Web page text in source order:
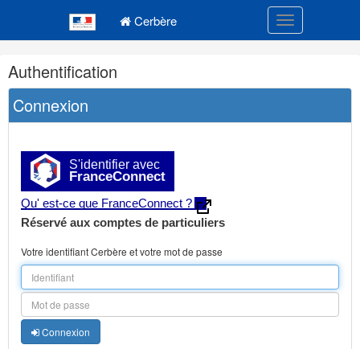
Cerbère Toggle
Navigation
et
outils
annexes
Authentification
Connexion
S'identifier avec
FranceConnect
Qu' est-ce que FranceConnect ?
Réservé aux comptes de particuliers
Votre identifiant Cerbère et votre mot de passe
Connexion